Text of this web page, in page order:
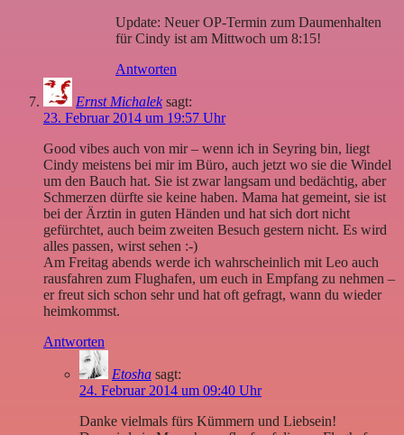
Update: Neuer OP-Termin zum Daumenhalten
für Cindy ist am Mittwoch um 8:15!
Antworten
Ernst Michalek sagt:
23. Februar 2014 um 19:57 Uhr
Good vibes auch von mir – wenn ich in Seyring bin, liegt
Cindy meistens bei mir im Büro, auch jetzt wo sie die Windel
um den Bauch hat. Sie ist zwar langsam und bedächtig, aber
Schmerzen dürfte sie keine haben. Mama hat gemeint, sie ist
bei der Ärztin in guten Händen und hat sich dort nicht
gefürchtet, auch beim zweiten Besuch gestern nicht. Es wird
alles passen, wirst sehen :-)
Am Freitag abends werde ich wahrscheinlich mit Leo auch
rausfahren zum Flughafen, um euch in Empfang zu nehmen –
er freut sich schon sehr und hat oft gefragt, wann du wieder
heimkommst.
Antworten
Etosha sagt:
24. Februar 2014 um 09:40 Uhr
Danke vielmals fürs Kümmern und Liebsein!